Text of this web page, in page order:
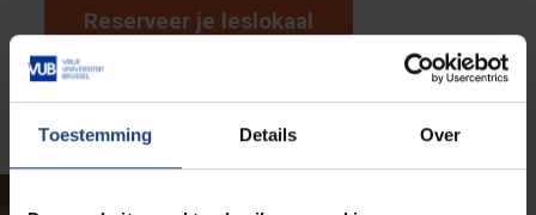
Toestemming Details Over
Reserveer je leslokaal
Bekijk meer foto's